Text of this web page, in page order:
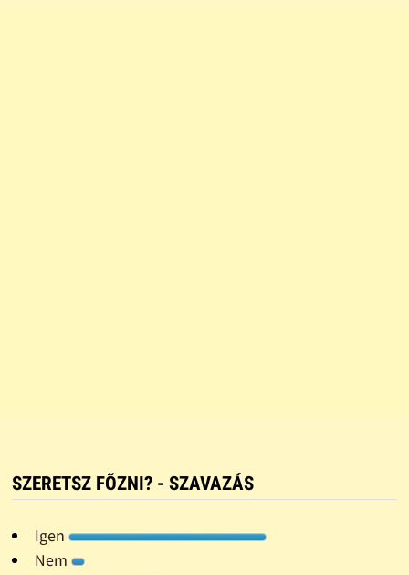
SZERETSZ FÕZNI? - SZAVAZÁS
Igen
Nem